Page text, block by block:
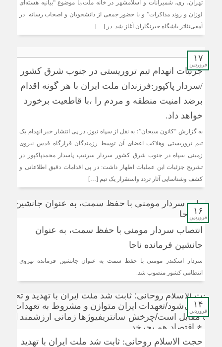
تهران، ری، شمیرانات و اسلامشهر در خانه ملت،با موضوع “بیانیه هسته‌ای
لوزان و روند مذاکرات” و با حضور جمعی از دانشجویان و اصحاب رسانه‌ در
آمفی‌تئاتر باشگاه خبرنگاران آغاز شد. در […]
۱۷
فروردین
جزئیات انهدام تیم تروریستی در جنوب شرق کشور
/سردار پاکپور:فرزندان ملت ایران با هر گونه اقدام
برضد امنیت منطقه و مردم را ،با قاطعیت برخورد
خواهد داد.
به گزارش “کانون سبحان”؛ به نقل از سپاه نیوز، در پی انتشار خبر انهدام یک
تیم تروریستی وهلاکت اعضای آن توسط رزمندگان قرارگاه قدس نیروی
زمینی سپاه در جنوب شرق کشور سردار سرتیپ پاسدار محمدپاکپور در
تشریح جزئیات این عملیات اظهار داشت: در پی اقدامات دقیق اطلاعاتی و
کشف وشناسایی آثار تردد واستقرار یک تیم […]
۱۶
فروردین
انتصاب سردار مومنی با حفظ سمت، به عنوان
جانشین فرمانده ناجا
سردار اسکندر مومنی با حفظ سمت به عنوان جانشین فرمانده نیروی
انتظامی کشور منصوب شد.
۱۴
فروردین
حجت الاسلام روحانی: ثابت شد ملت ایران با تهدید